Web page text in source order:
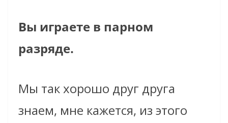
Вы играете в парном
разряде.
Мы так хорошо друг друга
знаем, мне кажется, из этого